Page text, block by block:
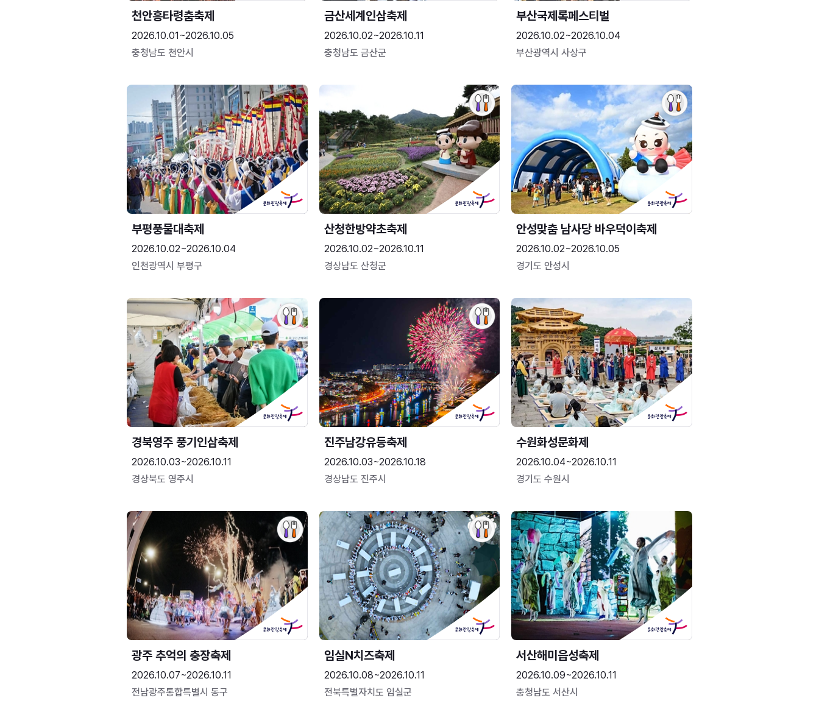
천안흥타령춤축제
2026.10.01~2026.10.05
충청남도 천안시
금산세계인삼축제
2026.10.02~2026.10.11
충청남도 금산군
부산국제록페스티벌
2026.10.02~2026.10.04
부산광역시 사상구
부평풍물대축제
2026.10.02~2026.10.04
인천광역시 부평구
산청한방약초축제
2026.10.02~2026.10.11
경상남도 산청군
안성맞춤 남사당 바우덕이축제
2026.10.02~2026.10.05
경기도 안성시
경북영주 풍기인삼축제
2026.10.03~2026.10.11
경상북도 영주시
진주남강유등축제
2026.10.03~2026.10.18
경상남도 진주시
수원화성문화제
2026.10.04~2026.10.11
경기도 수원시
광주 추억의 충장축제
2026.10.07~2026.10.11
전남광주통합특별시 동구
임실N치즈축제
2026.10.08~2026.10.11
전북특별자치도 임실군
서산해미읍성축제
2026.10.09~2026.10.11
충청남도 서산시